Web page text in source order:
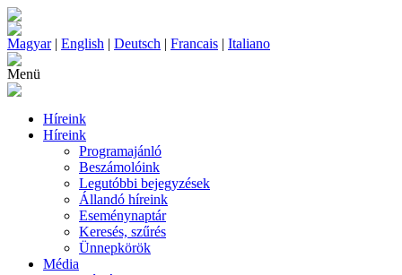
Magyar| English | Deutsch | Francais | Italiano
Menü
Híreink
Híreink
Programajánló
Beszámolóink
Legutóbbi bejegyzések
Állandó híreink
Eseménynaptár
Keresés, szűrés
Ünnepkörök
Média